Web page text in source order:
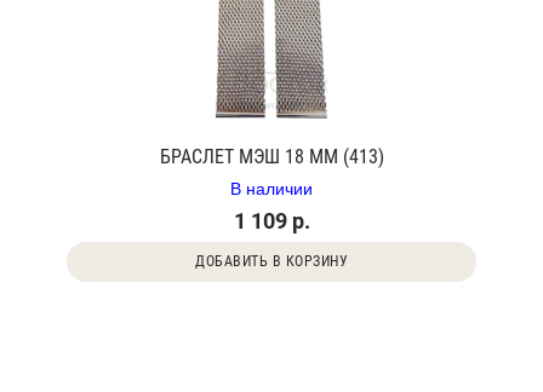
БРАСЛЕТ МЭШ 18 ММ (413)
В наличии
1 109 р.
ДОБАВИТЬ В КОРЗИНУ